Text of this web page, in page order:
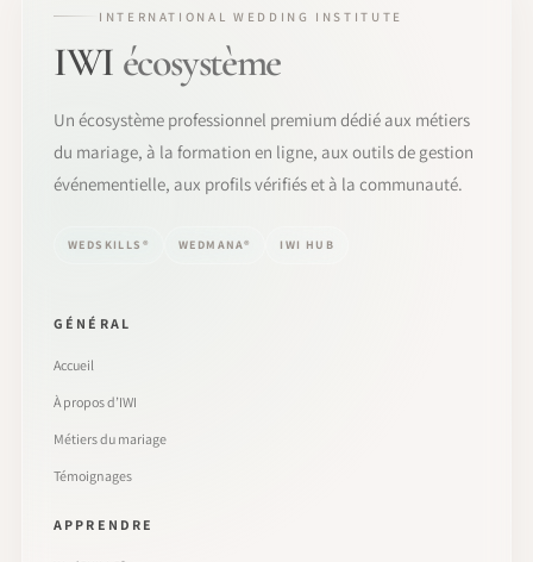
INTERNATIONAL WEDDING INSTITUTE
IWI écosystème
Un écosystème professionnel premium dédié aux métiers
du mariage, à la formation en ligne, aux outils de gestion
événementielle, aux profils vérifiés et à la communauté.
WEDSKILLS® WEDMANA® IWI HUB
GÉNÉRAL
Accueil
À propos d’IWI
Métiers du mariage
Témoignages
APPRENDRE